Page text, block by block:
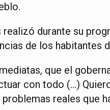
durante su
de los habitantes
que el
con todo (…)
reales que